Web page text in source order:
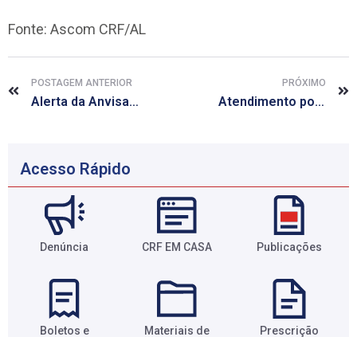
Fonte: Ascom CRF/AL
POSTAGEM ANTERIOR
Alerta da Anvisa atualiza dados sobre uso das vacinas contra a Covid-19
PRÓXIMO
Atendimento pode ser feito através da Ouvidoria
Acesso Rápido
Denúncia CRF EM CASA Publicações
Boletos e Materiais de Prescrição